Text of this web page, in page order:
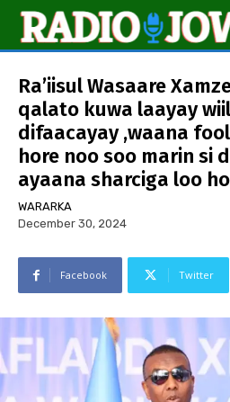
Ra’iisul Wasaare
qalato kuwa laayay
difaacayay ,waana
hore noo soo marin si
ayaana sharciga loo
WARARKA
December 30, 2024
Facebook Twitter